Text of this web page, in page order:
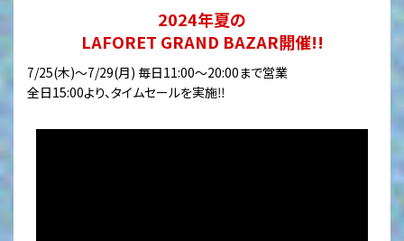
2024年夏の
LAFORET GRAND BAZAR開催!!
7/25(木)〜7/29(月) 毎日11:00〜20:00まで営業
全日15:00より、タイムセールを実施‼